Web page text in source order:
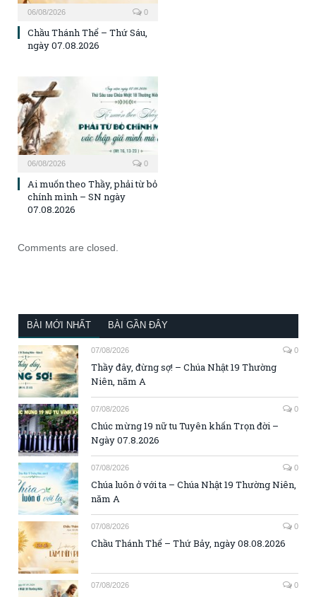
06/08/2026 0
Chầu Thánh Thể – Thứ Sáu,
ngày 07.08.2026
06/08/2026 0
Ai muốn theo Thầy, phải từ bỏ
chính mình – SN ngày
07.08.2026
Comments are closed.
BÀI MỚI NHẤT BÀI GẦN ĐÂY
07/08/2026 0
Thầy đây, đừng sợ! – Chúa Nhật 19 Thường
Niên, năm A
07/08/2026 0
Chúc mừng 19 nữ tu Tuyên khấn Trọn đời –
Ngày 07.8.2026
07/08/2026 0
Chúa luôn ở với ta – Chúa Nhật 19 Thường Niên,
năm A
07/08/2026 0
Chầu Thánh Thể – Thứ Bảy, ngày 08.08.2026
07/08/2026 0